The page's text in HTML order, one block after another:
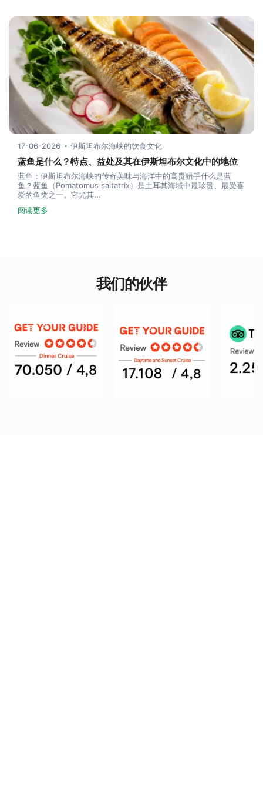
17-06-2026 伊斯坦布尔海峡的饮食文化
蓝鱼是什么？特点、益处及其在伊斯坦布尔文化中的地位
蓝鱼：伊斯坦布尔海峡的传奇美味与海洋中的高贵猎手什么是蓝
鱼？蓝鱼（Pomatomus saltatrix）是土耳其海域中最珍贵、最受喜
爱的鱼类之一。它尤其...
阅读更多
我们的伙伴